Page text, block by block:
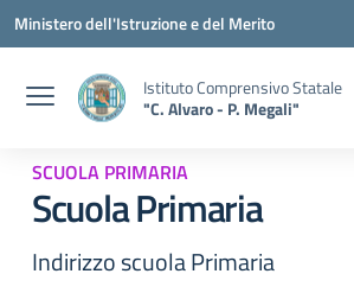
Vai ai contenuti
Vai al menu di navigazione
Vai al footer
Ministero dell'Istruzione e del Merito
Istituto Comprensivo Statale
"C. Alvaro - P. Megali"
SCUOLA PRIMARIA
Scuola Primaria
Indirizzo scuola Primaria